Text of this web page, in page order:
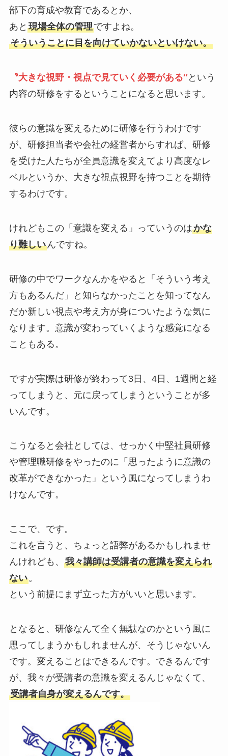
部下の育成や教育であるとか、
あと 現場全体の管理ですよね。
そういうことに目を向けていかないといけない。
〝大きな視野・視点で見ていく必要がある″という
内容の研修をするということになると思います。
彼らの意識を変えるために研修を行うわけです
が、 研修担当者や会社の経営者からすれば、 研修
を受けた人たちが全員意識を変えてより高度なレ
ベルというか、 大きな視点視野を持つことを期待
するわけです。
けれどもこの「意識を変える」っていうのはかな
り難しいんですね。
研修の中でワークなんかをやると
「そういう考え
方もあるんだ」と知らなかったことを知ってなん
だか新しい視点や考え方が身についたような気に
なります。 意識が変わっていくような感覚になる
こともある。
ですが実際は研修が終わって3日、4日、1週間と経
ってしまうと、 元に戻ってしまうということが多
いんです。
こうなると会社としては、 せっかく中堅社員研修
や管理職研修をやったのに 「思ったように意識の
改革ができなかった」
という風になってしまうわ
けなんです。
ここで、です。
これを言うと、ちょっと語弊があるかもしれませ
んけれども、 我々講師は受講者の意識を変えられ
ない。
という前提にまず立った方がいいと思います。
となると、 研修なんて全く無駄なのかという風に
思ってしまうかもしれませんが、 そうじゃないん
です。 変えることはできるんです。 できるんです
が、我々が受講者の意識を変えるんじゃなくて、
受講者自身が変えるんです。